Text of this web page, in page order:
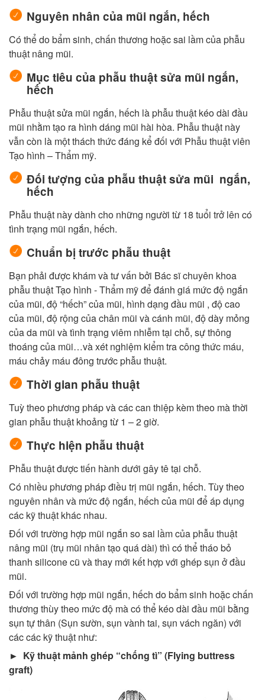
Nguyên nhân của mũi ngắn, hếch
Có thể do bẩm sinh, chấn thương hoặc sai lầm của phẫu
thuật nâng mũi.
Mục tiêu của phẫu thuật sửa mũi ngắn,
hếch
Phẫu thuật sửa mũi ngắn, hếch là phẫu thuật kéo dài đầu
mũi nhằm tạo ra hình dáng mũi hài hòa. Phẫu thuật này
vẫn còn là một thách thức đáng kể đối với Phẫu thuật viên
Tạo hình – Thẩm mỹ.
Đối tượng của phẫu thuật sửa mũi ngắn,
hếch
Phẫu thuật này dành cho những người từ 18 tuổi trở lên có
tình trạng mũi ngắn, hếch.
Chuẩn bị trước phẫu thuật
Bạn phải được khám và tư vấn bởi Bác sĩ chuyên khoa
phẫu thuật Tạo hình - Thẩm mỹ để đánh giá mức độ ngắn
của mũi, độ “hếch” của mũi, hình dạng đầu mũi , độ cao
của mũi, độ rộng của chân mũi và cánh mũi, độ dày mỏng
của da mũi và tình trạng viêm nhiễm tại chỗ, sự thông
thoáng của mũi…và xét nghiệm kiểm tra công thức máu,
máu chảy máu đông trước phẫu thuật.
Thời gian phẫu thuật
Tuỳ theo phương pháp và các can thiệp kèm theo mà thời
gian phẫu thuật khoảng từ 1 – 2 giờ.
Thực hiện phẫu thuật
Phẫu thuật được tiến hành dưới gây tê tại chỗ.
Có nhiều phương pháp điều trị mũi ngắn, hếch. Tùy theo
nguyên nhân và mức độ ngắn, hếch của mũi để áp dụng
các kỹ thuật khác nhau.
Đối với trường hợp mũi ngắn so sai lầm của phẫu thuật
nâng mũi (trụ mũi nhân tạo quá dài) thì có thể tháo bỏ
thanh silicone cũ và thay mới kết hợp với ghép sụn ở đầu
mũi.
Đối với trường hợp mũi ngắn, hếch do bẩm sinh hoặc chấn
thương thùy theo mức độ mà có thể kéo dài đầu mũi bằng
sụn tự thân (Sụn sườn, sụn vành tai, sụn vách ngăn) với
các các kỹ thuật như:
► Kỹ thuật mảnh ghép “chống tì” (Flying buttress
graft)